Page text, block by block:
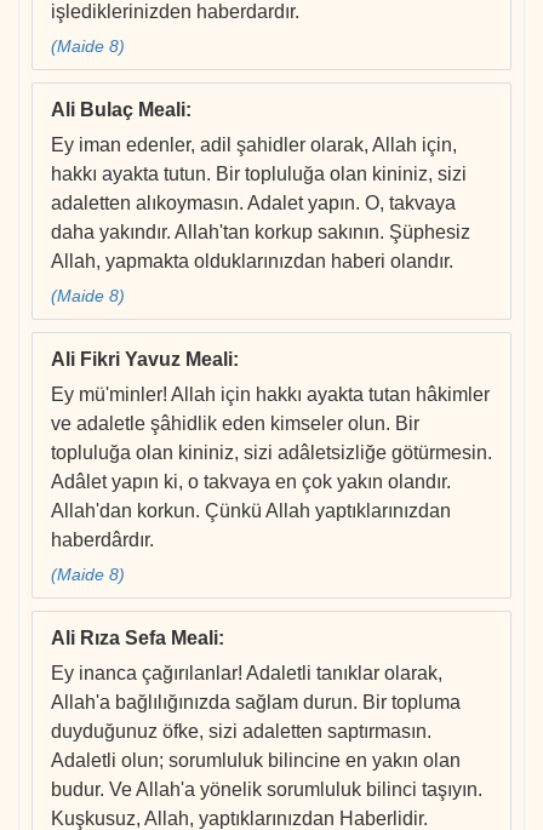
işlediklerinizden haberdardır.
(Maide 8)
Ali Bulaç Meali:
Ey iman edenler, adil şahidler olarak, Allah için,
hakkı ayakta tutun. Bir topluluğa olan kininiz, sizi
adaletten alıkoymasın. Adalet yapın. O, takvaya
daha yakındır. Allah'tan korkup sakının. Şüphesiz
Allah, yapmakta olduklarınızdan haberi olandır.
(Maide 8)
Ali Fikri Yavuz Meali:
Ey mü'minler! Allah için hakkı ayakta tutan hâkimler
ve adaletle şâhidlik eden kimseler olun. Bir
topluluğa olan kininiz, sizi adâletsizliğe götürmesin.
Adâlet yapın ki, o takvaya en çok yakın olandır.
Allah'dan korkun. Çünkü Allah yaptıklarınızdan
haberdârdır.
(Maide 8)
Ali Rıza Sefa Meali:
Ey inanca çağırılanlar! Adaletli tanıklar olarak,
Allah'a bağlılığınızda sağlam durun. Bir topluma
duyduğunuz öfke, sizi adaletten saptırmasın.
Adaletli olun; sorumluluk bilincine en yakın olan
budur. Ve Allah'a yönelik sorumluluk bilinci taşıyın.
Kuşkusuz, Allah, yaptıklarınızdan Haberlidir.